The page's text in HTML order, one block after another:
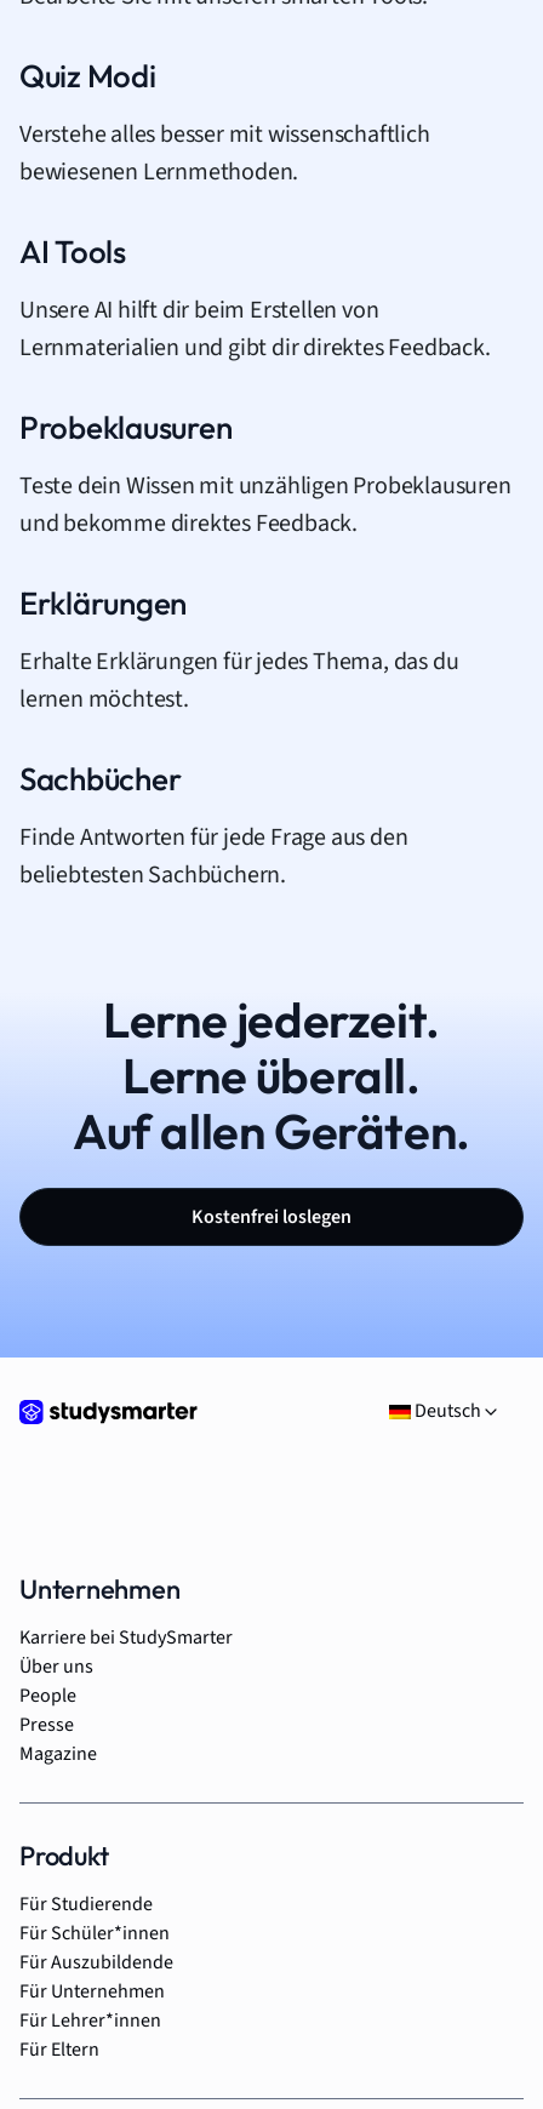
Quiz Modi
Verstehe alles besser mit wissenschaftlich
bewiesenen Lernmethoden.
AI Tools
Unsere AI hilft dir beim Erstellen von
Lernmaterialien und gibt dir direktes Feedback.
Probeklausuren
Teste dein Wissen mit unzähligen Probeklausuren
und bekomme direktes Feedback.
Erklärungen
Erhalte Erklärungen für jedes Thema, das du
lernen möchtest.
Sachbücher
Finde Antworten für jede Frage aus den
beliebtesten Sachbüchern.
Lerne jederzeit.
Lerne überall.
Auf allen Geräten.
Kostenfrei loslegen
Deutsch
Unternehmen
Karriere bei StudySmarter
Über uns
People
Presse
Magazine
Produkt
Für Studierende
Für Schüler*innen
Für Auszubildende
Für Unternehmen
Für Lehrer*innen
Für Eltern